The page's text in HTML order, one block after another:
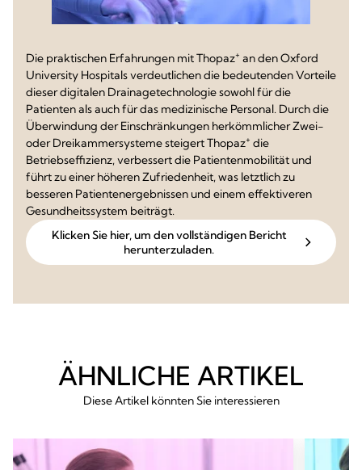
Die praktischen Erfahrungen mit Thopaz+ an den Oxford
University Hospitals verdeutlichen die bedeutenden Vorteile
dieser digitalen Drainagetechnologie sowohl für die
Patienten als auch für das medizinische Personal. Durch die
Überwindung der Einschränkungen herkömmlicher Zwei-
oder Dreikammersysteme steigert Thopaz+ die
Betriebseffizienz, verbessert die Patientenmobilität und
führt zu einer höheren Zufriedenheit, was letztlich zu
besseren Patientenergebnissen und einem effektiveren
Gesundheitssystem beiträgt.
Klicken Sie hier, um den vollständigen Bericht
herunterzuladen.
ÄHNLICHE ARTIKEL
Diese Artikel könnten Sie interessieren